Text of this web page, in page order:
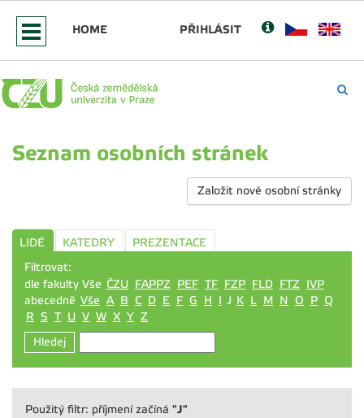
HOME PŘIHLÁSIT
Seznam osobních stránek
Založit nové osobní stránky
LIDÉ KATEDRY
PREZENTACE
Filtrovat:
dle fakulty Vše ČZU FAPPZ PEF TF FZP FLD FTZ IVP
abecedně Vše A B C D E F G H I J K L M N O P Q
R S T U V W X Y Z
Hledej
Použitý filtr: příjmení začíná "J"